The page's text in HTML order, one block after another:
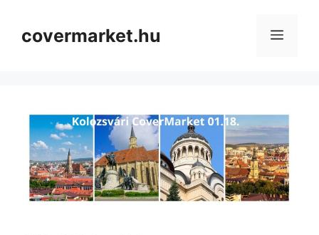
covermarket.hu